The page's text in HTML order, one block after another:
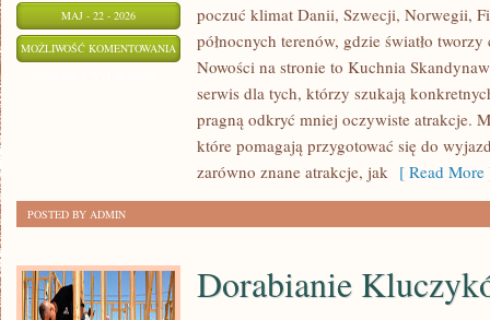
MAJ - 22 - 2026
MOŻLIWOŚĆ KOMENTOWANIA ZORZA
POLARNA
ZJAWISKA
NATURY
poczuć klimat Danii, Szwecji, Norwegii,
północnych terenów, gdzie światło
Nowości na stronie to Kuchnia
serwis dla tych, którzy szukają
pragną odkryć mniej oczywiste atrakcje.
które pomagają przygotować się do
zarówno znane atrakcje, jak [ Read More
POSTED BY ADMIN
Dorabianie